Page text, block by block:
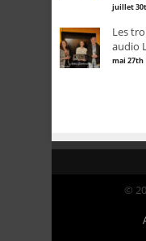
juillet
Les
audio
mai 27th
©